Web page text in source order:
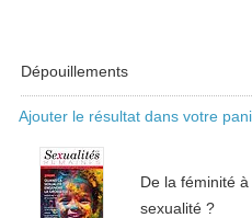
Dépouillements
Ajouter le résultat dans votre
De la féminité
sexualité ?